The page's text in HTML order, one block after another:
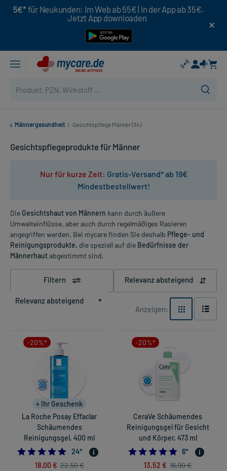
5€* für Neukunden: Im Web ab 55€ | In der App ab 35€.
Jetzt App downloaden
Männergesundheit / Gesichtspflege Männer (34)
Gesichtspflegeprodukte für Männer
Nur für kurze Zeit: Gratis-Versand* ab 19€
Mindestbestellwert!
Die Gesichtshaut von Männern kann durch äußere
Umwelteinflüsse, aber auch durch regelmäßiges Rasieren
angegriffen werden. Bei mycare finden Sie deshalb Pflege- und
Reinigungsprodukte, die speziell auf die Bedürfnisse der
Männerhautabgestimmt sind.
Filtern Relevanz absteigend
Relevanz absteigend
Anzeigen:
-20%*
+ Ihr Geschenk
La Roche Posay Effaclar
Schäumendes
Reinigungsgel, 400 ml
5.0
24*
18,00 € 22,50 €
-20%*
CeraVe Schäumendes
Reinigungsgel für Gesicht
und Körper, 473 ml
6*
13,52 € 16,90 €